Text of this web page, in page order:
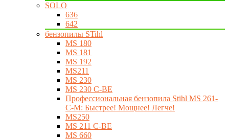
SOLO
636
642
бензопилы STihl
MS 180
MS 181
MS 192
MS211
MS 230
MS 230 C-BE
Профессиональная бензопила Stihl MS 261-
C-M: Быстрее! Мощнее! Легче!
MS250
MS 211 C-BE
MS 660